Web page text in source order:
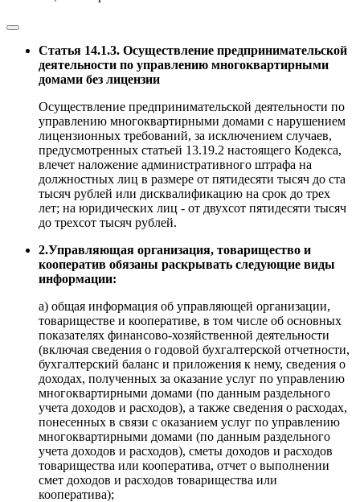
Статья 14.1.3. Осуществление предпринимательской
деятельности по управлению многоквартирными
домами без лицензии
Осуществление предпринимательской деятельности по
управлению многоквартирными домами с нарушением
лицензионных требований, за исключением случаев,
предусмотренных статьей 13.19.2 настоящего Кодекса,
влечет наложение административного штрафа на
должностных лиц в размере от пятидесяти тысяч до ста
тысяч рублей или дисквалификацию на срок до трех
лет; на юридических лиц - от двухсот пятидесяти тысяч
до трехсот тысяч рублей.
2.Управляющая организация, товарищество и
кооператив обязаны раскрывать следующие виды
информации:
а) общая информация об управляющей организации,
товариществе и кооперативе, в том числе об основных
показателях финансово-хозяйственной деятельности
(включая сведения о годовой бухгалтерской отчетности,
бухгалтерский баланс и приложения к нему, сведения о
доходах, полученных за оказание услуг по управлению
многоквартирными домами (по данным раздельного
учета доходов и расходов), а также сведения о расходах,
понесенных в связи с оказанием услуг по управлению
многоквартирными домами (по данным раздельного
учета доходов и расходов), сметы доходов и расходов
товарищества или кооператива, отчет о выполнении
смет доходов и расходов товарищества или
кооператива);